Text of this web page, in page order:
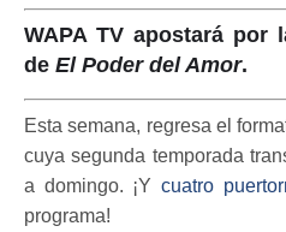
WAPA TV apostará por
de El Poder del Amor.
Esta semana, regresa el
cuya segunda temporada
a domingo. ¡Ycuatro
programa!